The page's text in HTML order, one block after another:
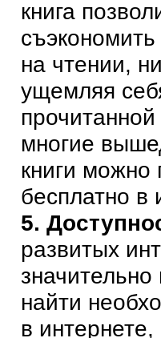
книга
на чтении,
ущемляя
многие
книги можно
бесплатно в
5.
развитых
найти
в